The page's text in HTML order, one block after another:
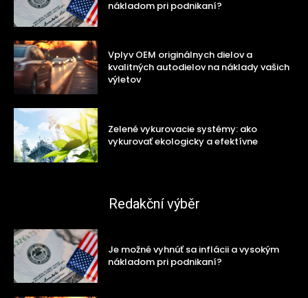
nákladom pri podnikaní?
Vplyv OEM originálnych dielov a
kvalitných autodielov na náklady vašich
výletov
Zelené vykurovacie systémy: ako
vykurovať ekologicky a efektívne
Redakční výběr
Je možné vyhnúť sa inflácii a vysokým
nákladom pri podnikaní?